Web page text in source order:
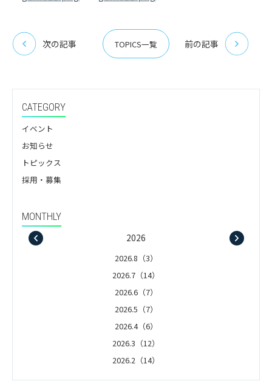
次の記事 TOPICS一覧 前の記事
CATEGORY
イベント
お知らせ
トピックス
採用・募集
MONTHLY
2026
2026.8（3）
2026.7（14）
2026.6（7）
2026.5（7）
2026.4（6）
2026.3（12）
2026.2（14）
2026.1（5）